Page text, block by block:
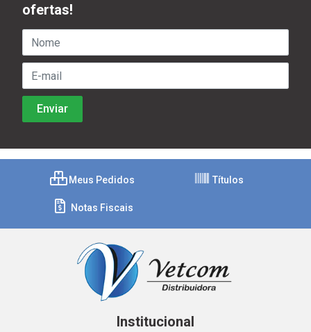
ofertas!
Meus Pedidos Títulos
Notas Fiscais
Institucional